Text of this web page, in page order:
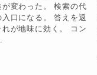
変わった。 検索の代
口になる。 答えを返
が地味に効く。 コン